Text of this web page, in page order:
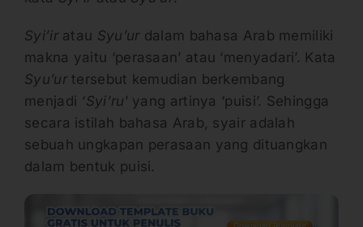
Syi’iratau Syu’ur dalam bahasa Arab memiliki
makna yaitu ‘perasaan’ atau ‘menyadari’. Kata
Syu’urtersebut kemudian berkembang
menjadi ‘Syi’ru ’ yang artinya ‘puisi’. Sehingga
secara istilah bahasa Arab, syair adalah
sebuah ungkapan perasaan yang dituangkan
dalam bentuk puisi.